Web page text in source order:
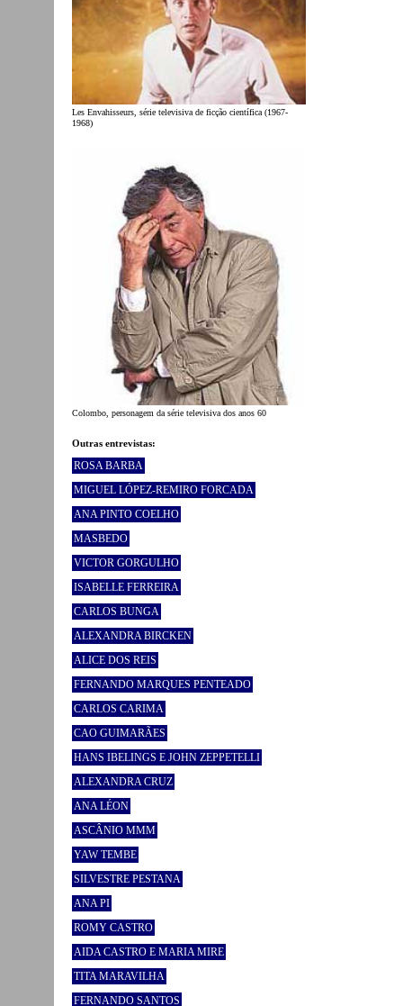
Les Envahisseurs, série televisiva de ficção científica (1967-
1968)
Colombo, personagem da série televisiva dos anos 60
Outras entrevistas:
ROSA BARBA
MIGUEL LÓPEZ-REMIRO FORCADA
ANA PINTO COELHO
MASBEDO
VICTOR GORGULHO
ISABELLE FERREIRA
CARLOS BUNGA
ALEXANDRA BIRCKEN
ALICE DOS REIS
FERNANDO MARQUES PENTEADO
CARLOS CARIMA
CAO GUIMARÃES
HANS IBELINGS E JOHN ZEPPETELLI
ALEXANDRA CRUZ
ANA LÉON
ASCÂNIO MMM
YAW TEMBE
SILVESTRE PESTANA
ANA PI
ROMY CASTRO
AIDA CASTRO E MARIA MIRE
TITA MARAVILHA
FERNANDO SANTOS